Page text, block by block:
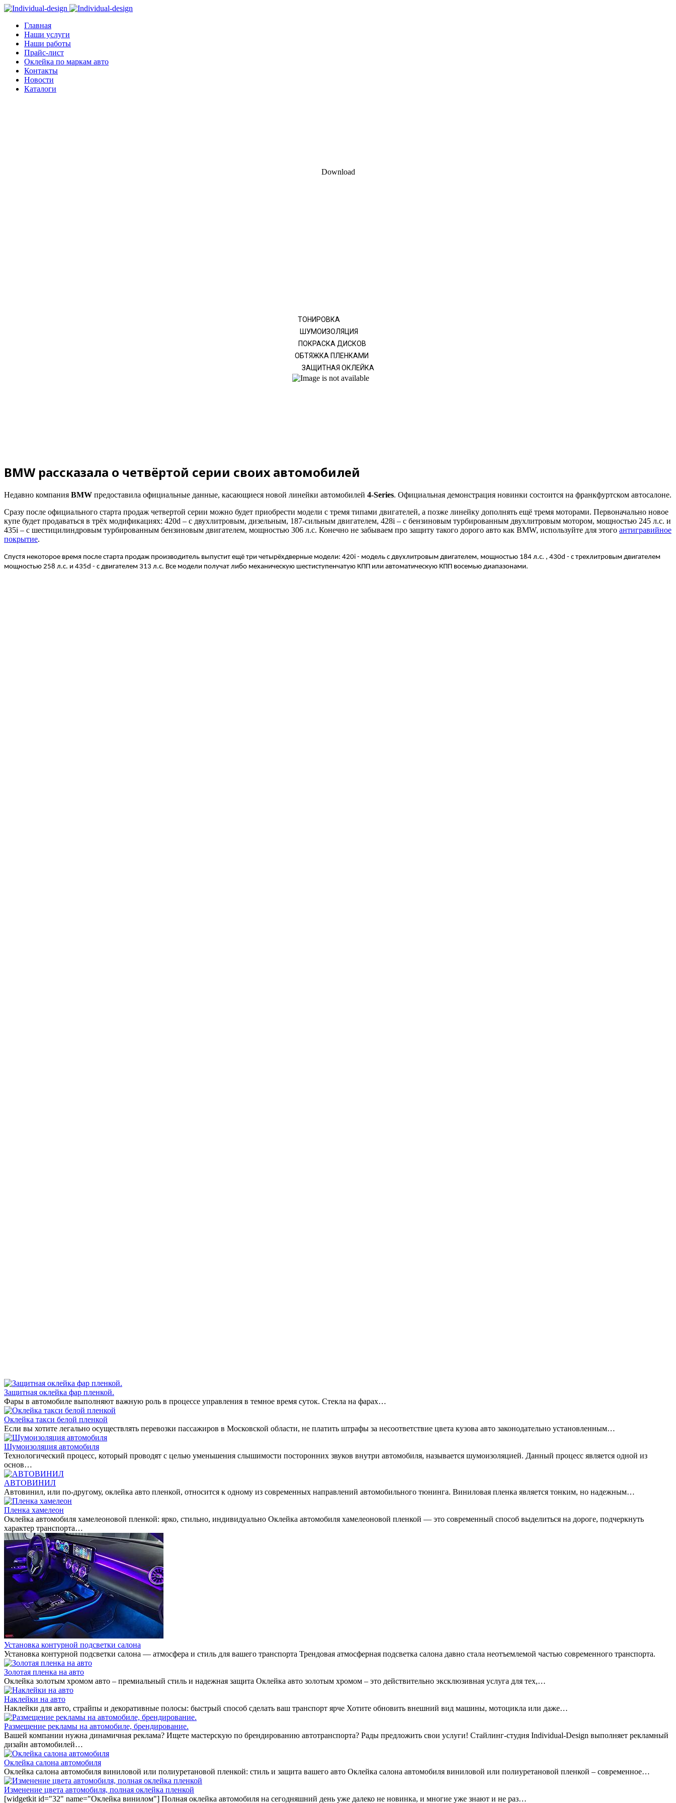
Главная
Наши услуги
Наши работы
Прайс-лист
Оклейка по маркам авто
Контакты
Новости
Каталоги
Download
ТОНИРОВКА
ШУМОИЗОЛЯЦИЯ
ПОКРАСКА ДИСКОВ
ОБТЯЖКА ПЛЕНКАМИ
ЗАЩИТНАЯ ОКЛЕЙКА
BMW рассказала о четвёртой серии своих автомобилей
Недавно компания BMW предоставила официальные данные, касающиеся новой линейки автомобилей 4-Series. Официальная демонстрация новинки состоится на франкфуртском автосалоне.
Сразу после официального старта продаж четвертой серии можно будет приобрести модели с тремя типами двигателей, а позже линейку дополнять ещё тремя моторами. Первоначально новое
купе будет продаваться в трёх модификациях: 420d – с двухлитровым, дизельным, 187-сильным двигателем, 428i – с бензиновым турбированным двухлитровым мотором, мощностью 245 л.с. и
435i – с шестицилиндровым турбированным бензиновым двигателем, мощностью 306 л.с. Конечно не забываем про защиту такого дорого авто как BMW, используйте для этого антигравийное
покрытие.
Спустя некоторое время после старта продаж производитель выпустит ещё три четырёхдверные модели: 420i - модель с двухлитровым двигателем, мощностью 184 л.с. , 430d - с трехлитровым двигателем
мощностью 258 л.с. и 435d - с двигателем 313 л.с. Все модели получат либо механическую шестиступенчатую КПП или автоматическую КПП восемью диапазонами.
Защитная оклейка фар пленкой.
Фары в автомобиле выполняют важную роль в процессе управления в темное время суток. Стекла на фарах…
Оклейка такси белой пленкой
Если вы хотите легально осуществлять перевозки пассажиров в Московской области, не платить штрафы за несоответствие цвета кузова авто законодательно установленным…
Шумоизоляция автомобиля
Технологический процесс, который проводят с целью уменьшения слышимости посторонних звуков внутри автомобиля, называется шумоизоляцией. Данный процесс является одной из
основ…
АВТОВИНИЛ
Автовинил, или по-другому, оклейка авто пленкой, относится к одному из современных направлений автомобильного тюнинга. Виниловая пленка является тонким, но надежным…
Пленка хамелеон
Оклейка автомобиля хамелеоновой пленкой: ярко, стильно, индивидуально Оклейка автомобиля хамелеоновой пленкой — это современный способ выделиться на дороге, подчеркнуть
характер транспорта…
Установка контурной подсветки салона
Установка контурной подсветки салона — атмосфера и стиль для вашего транспорта Трендовая атмосферная подсветка салона давно стала неотъемлемой частью современного транспорта.
Золотая пленка на авто
Оклейка золотым хромом авто – премиальный стиль и надежная защита Оклейка авто золотым хромом – это действительно эксклюзивная услуга для тех,…
Наклейки на авто
Наклейки для авто, страйпы и декоративные полосы: быстрый способ сделать ваш транспорт ярче Хотите обновить внешний вид машины, мотоцикла или даже…
Размещение рекламы на автомобиле, брендирование.
Вашей компании нужна динамичная реклама? Ищете мастерскую по брендированию автотранспорта? Рады предложить свои услуги! Стайлинг-студия Individual-Design выполняет рекламный
дизайн автомобилей…
Оклейка салона автомобиля
Оклейка салона автомобиля виниловой или полиуретановой пленкой: стиль и защита вашего авто Оклейка салона автомобиля виниловой или полиуретановой пленкой – современное…
Изменение цвета автомобиля, полная оклейка пленкой
[widgetkit id="32" name="Оклейка винилом"] Полная оклейка автомобиля на сегодняшний день уже далеко не новинка, и многие уже знают и не раз…